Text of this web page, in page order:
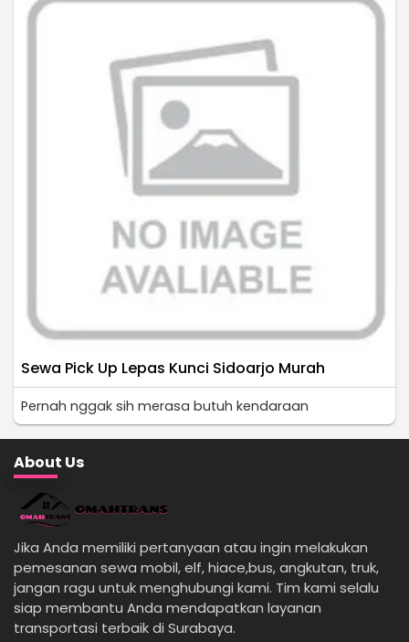
Sewa Pick Up Lepas Kunci Sidoarjo Murah
Pernah nggak sih merasa butuh kendaraan
About Us
Jika Anda memiliki pertanyaan atau ingin melakukan
pemesanan sewa mobil, elf, hiace,bus, angkutan, truk,
jangan ragu untuk menghubungi kami. Tim kami selalu
siap membantu Anda mendapatkan layanan
transportasi terbaik di Surabaya.